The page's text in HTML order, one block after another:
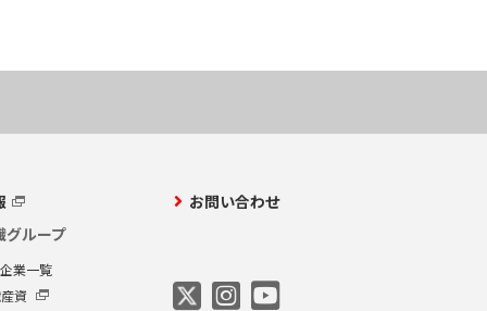
グループ
業一覧
資
お問い合わせ